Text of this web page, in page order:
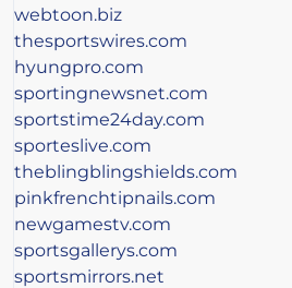
webtoon.biz
thesportswires.com
hyungpro.com
sportingnewsnet.com
sportstime24day.com
sporteslive.com
theblingblingshields.com
pinkfrenchtipnails.com
newgamestv.com
sportsgallerys.com
sportsmirrors.net